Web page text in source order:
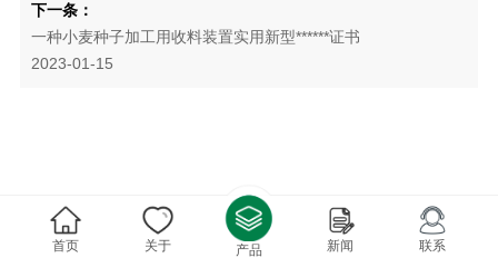
下一条：
一种小麦种子加工用收料装置实用新型******证书
2023-01-15
首页 关于 产品 新闻 联系